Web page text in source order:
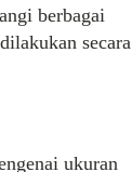
berbagai
secara
ukuran